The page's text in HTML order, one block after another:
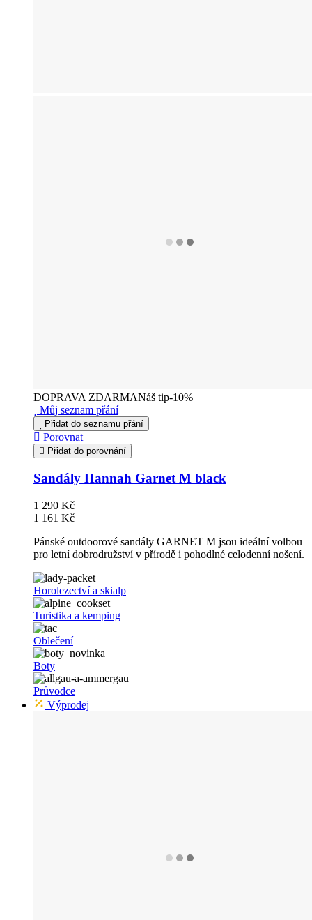
DOPRAVA ZDARMANáš tip-10%
Můj seznam přání
Přidat do seznamu přání
Porovnat
Přidat do porovnání
Sandály Hannah Garnet M black
1 290 Kč
1 161 Kč
Pánské outdoorové sandály GARNET M jsou ideální volbou
pro letní dobrodružství v přírodě i pohodlné celodenní nošení.
Horolezectví a skialp
Turistika a kemping
Oblečení
Boty
Průvodce
Výprodej